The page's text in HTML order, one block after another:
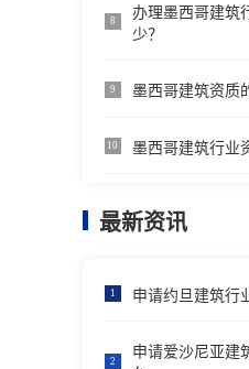
8
办理墨西哥建筑
少？
9 墨西哥建筑资质
10 墨西哥建筑行业
最新资讯
1 申请约旦建筑行
2
申请爱沙尼亚建